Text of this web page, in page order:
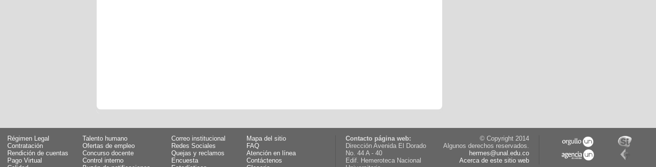
Régimen Legal
Talento humano
Contratación
Ofertas de empleo
Rendición de cuentas
Concurso docente
Pago Virtual
Control interno
Correo institucional
Mapa del sitio
Redes Sociales
FAQ
Quejas y reclamos
Atención en línea
Encuesta
Contáctenos
Contacto página web:
Dirección Avenida El Dorado
No. 44 A - 40
Edif. Hemeroteca Nacional
© Copyright 2014
Algunos derechos reservados.
hermes@unal.edu.co
Acerca de este sitio web